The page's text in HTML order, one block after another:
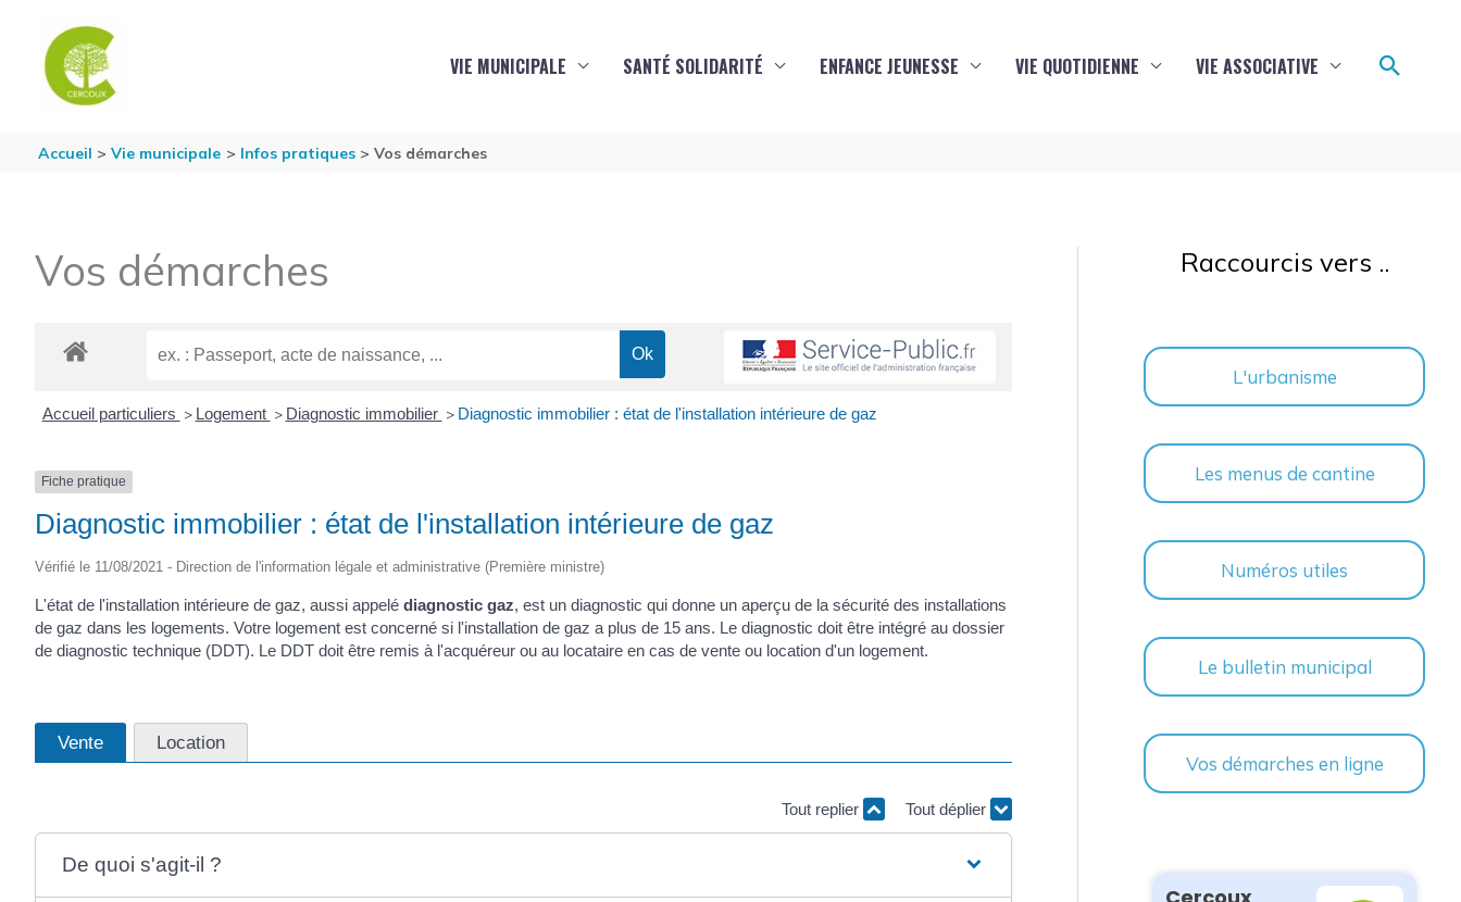
VIE MUNICIPALE SANTÉ SOLIDARITÉ ENFANCE JEUNESSE VIE QUOTIDIENNE VIE ASSOCIATIVE
Accueil Vie municipale Infos pratiques Vos démarches
Vos démarches
Accueil particuliers > Logement > Diagnostic immobilier > Diagnostic immobilier : état de l'installation intérieure de gaz
Fiche pratique
Diagnostic immobilier : état de l'installation intérieure de gaz
Vérifié le 11/08/2021 - Direction de l'information légale et administrative (Première ministre)
L'état de l'installation intérieure de gaz, aussi appelé diagnostic gaz, est un diagnostic qui donne un aperçu de la sécurité des installations
de gaz dans les logements. Votre logement est concerné si l'installation de gaz a plus de 15 ans. Le diagnostic doit être intégré au dossier
de diagnostic technique (DDT). Le DDT doit être remis à l'acquéreur ou au locataire en cas de vente ou location d'un logement.
Vente Location
Tout replier Tout déplier
De quoi s'agit-il ?
Raccourcis vers ..
L'urbanisme
Les menus de cantine
Numéros utiles
Le bulletin municipal
Vos démarches en ligne